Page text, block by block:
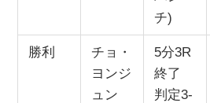
チ)
勝利
チョ・
ヨンジ
ュン
5分3R
終了
判定3-